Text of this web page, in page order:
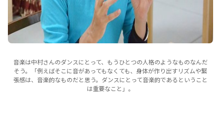
音楽は中村さんのダンスにとって、もうひとつの人格のようなものなんだ
そう。「例えばそこに音があってもなくても、身体が作り出すリズムや緊
張感は、音楽的なものだと思う。ダンスにとって音楽的であるということ
は重要なこと」。